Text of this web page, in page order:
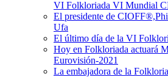
VI Folkloriada VI Mundial
El presidente de
Ufa
El último día de la VI
Hoy en Folkloriada actuará
Eurovisión-2021
La embajadora de la